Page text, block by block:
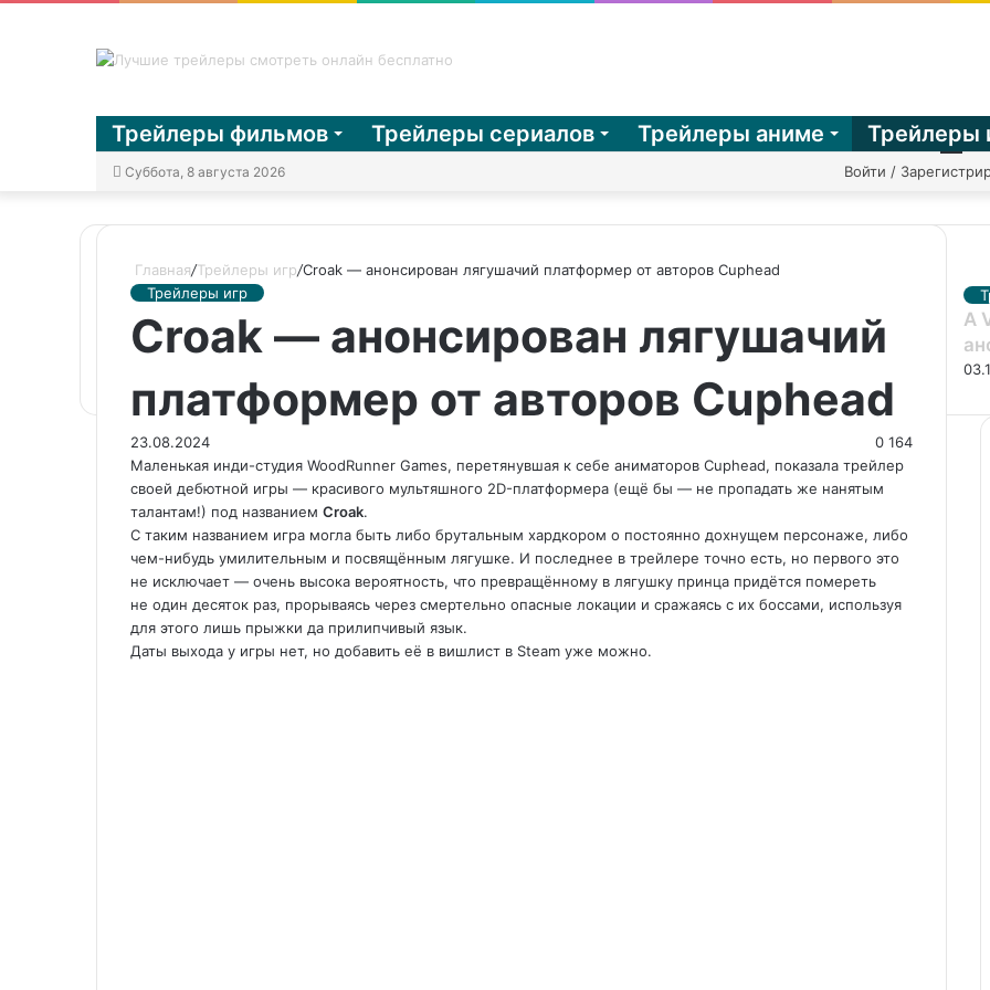
Трейлеры фильмов Трейлеры сериалов Трейлеры аниме Трейлеры
Суббота, 8 августа 2026 Войти /
Главная/Трейлеры игр/Croak — анонсирован лягушачий платформер от авторов Cuphead
Трейлеры игр
Croak — анонсирован лягушачий
платформер от авторов Cuphead
23.08.2024 0 164
Маленькая инди-студия WoodRunner Games, перетянувшая к себе аниматоров Cuphead, показала трейлер
своей дебютной игры — красивого мультяшного 2D-платформера (ещё бы — не пропадать же нанятым
талантам!) под названием Croak.
С таким названием игра могла быть либо брутальным хардкором о постоянно дохнущем персонаже, либо
чем-нибудь умилительным и посвящённым лягушке. И последнее в трейлере точно есть, но первого это
не исключает — очень высока вероятность, что превращённому в лягушку принца придётся помереть
не один десяток раз, прорываясь через смертельно опасные локации и сражаясь с их боссами, используя
для этого лишь прыжки да прилипчивый язык.
Даты выхода у игры нет, но добавить её в вишлист в Steam уже можно.
З
а
к
р
т
A